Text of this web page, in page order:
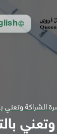
الشراكة وتعني